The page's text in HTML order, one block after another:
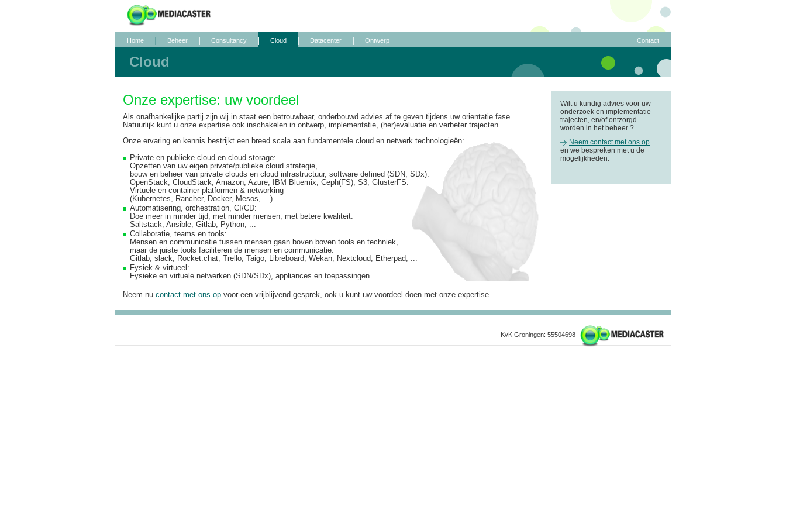
Home Beheer Consultancy Cloud Datacenter Ontwerp Contact
Cloud
Onze expertise: uw voordeel
Als onafhankelijke partij zijn wij in staat een betrouwbaar, onderbouwd advies af te geven tijdens uw orientatie fase.
Natuurlijk kunt u onze expertise ook inschakelen in ontwerp, implementatie, (her)evaluatie en verbeter trajecten.
Onze ervaring en kennis bestrijkt een breed scala aan fundamentele cloud en netwerk technologieën:
Private en publieke cloud en cloud storage:
Opzetten van uw eigen private/publieke cloud strategie,
bouw en beheer van private clouds en cloud infrastructuur, software defined (SDN, SDx).
OpenStack, CloudStack, Amazon, Azure, IBM Bluemix, Ceph(FS), S3, GlusterFS.
Virtuele en container platformen & networking
(Kubernetes, Rancher, Docker, Mesos, ...).
Automatisering, orchestration, CI/CD:
Doe meer in minder tijd, met minder mensen, met betere kwaliteit.
Saltstack, Ansible, Gitlab, Python, ...
Collaboratie, teams en tools:
Mensen en communicatie tussen mensen gaan boven boven tools en techniek,
maar de juiste tools faciliteren de mensen en communicatie.
Gitlab, slack, Rocket.chat, Trello, Taigo, Libreboard, Wekan, Nextcloud, Etherpad, ...
Fysiek & virtueel:
Fysieke en virtuele netwerken (SDN/SDx), appliances en toepassingen.
Neem nucontact met ons op voor een vrijblijvend gesprek, ook u kunt uw voordeel doen met onze expertise.
Wilt u kundig advies voor uw
onderzoek en implementatie
trajecten, en/of ontzorgd
worden in het beheer ?
Neem contact met ons op
en we bespreken met u de
mogelijkheden.
KvK Groningen: 55504698